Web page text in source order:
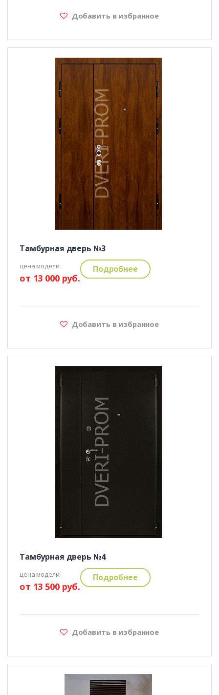
Добавить в избранное
Тамбурная дверь №3
цена модели:
от 13 000 руб.
Подробнее
Добавить в избранное
Тамбурная дверь №4
цена модели:
от 13 500 руб.
Подробнее
Добавить в избранное